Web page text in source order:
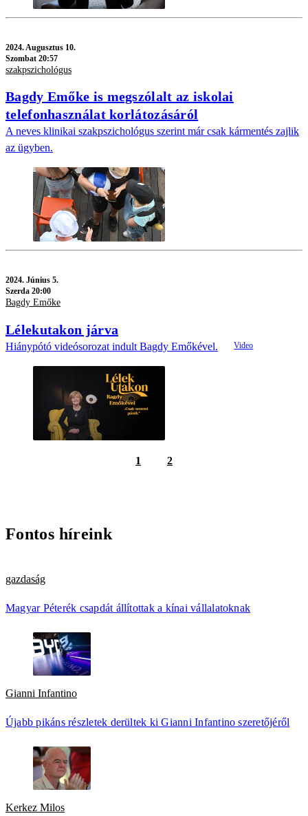
2024. Augusztus 10.
Szombat 20:57
szakpszichológus
Bagdy Emőke is megszólalt az iskolai
telefonhasználat korlátozásáról
A neves klinikai szakpszichológus szerint már csak kármentés zajlik
az ügyben.
2024. Június 5.
Szerda 20:00
Bagdy Emőke
Lélekutakon járva
Hiánypótó videósorozat indult Bagdy Emőkével.
1 2
Fontos híreink
gazdaság
Magyar Péterék csapdát állítottak a kínai vállalatoknak
Gianni Infantino
Újabb pikáns részletek derültek ki Gianni Infantino szeretőjéről
Kerkez Milos